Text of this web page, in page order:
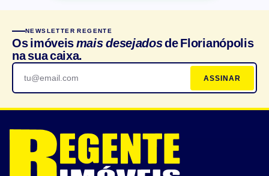
NEWSLETTER REGENTE
Os imóveismais desejadosde Florianópolis
na sua caixa.
ASSINAR